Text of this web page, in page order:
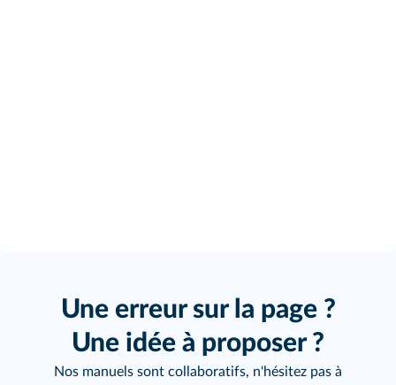
Une erreur sur la page ?
Une idée à proposer ?
Nos manuels sont collaboratifs, n'hésitez pas à